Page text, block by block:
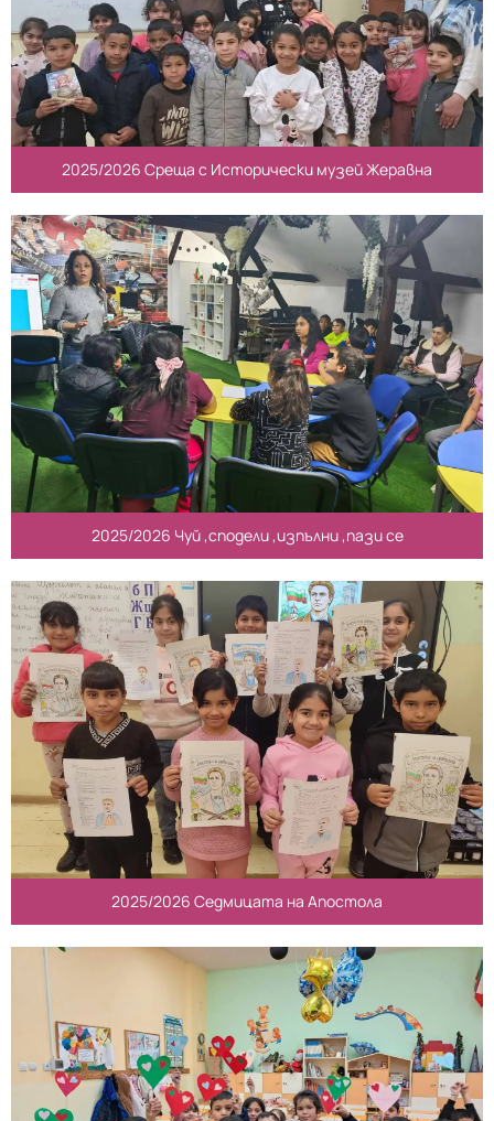
2025/2026 Среща с Исторически музей Жеравна
2025/2026 Чуй ,сподели ,изпълни ,пази се
2025/2026 Седмицата на Апостола